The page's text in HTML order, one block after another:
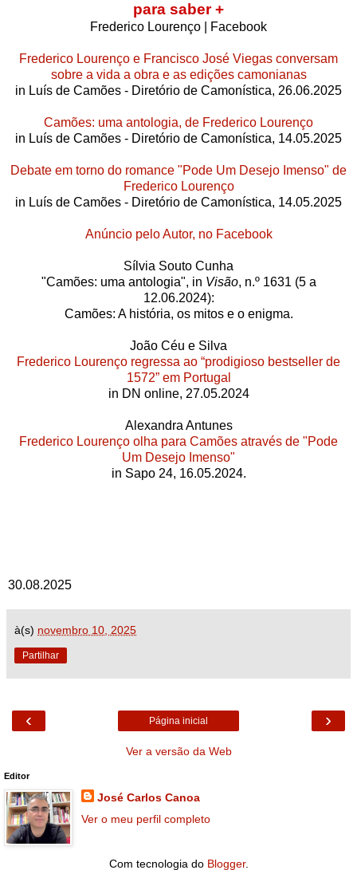
para saber +
Frederico Lourenço | Facebook
Frederico Lourenço e Francisco José Viegas conversam
sobre a vida a obra e as edições camonianas
in Luís de Camões - Diretório de Camonística, 26.06.2025
Camões: uma antologia, de Frederico Lourenço
in Luís de Camões - Diretório de Camonística, 14.05.2025
Debate em torno do romance "Pode Um Desejo Imenso" de
Frederico Lourenço
in Luís de Camões - Diretório de Camonística, 14.05.2025
Anúncio pelo Autor, no Facebook
Sílvia Souto Cunha
"Camões: uma antologia", in Visão, n.º 1631 (5 a
12.06.2024):
Camões: A história, os mitos e o enigma.
João Céu e Silva
Frederico Lourenço regressa ao “prodigioso bestseller de
1572” em Portugal
in DN online, 27.05.2024
Alexandra Antunes
Frederico Lourenço olha para Camões através de "Pode
Um Desejo Imenso"
in Sapo 24, 16.05.2024.
30.08.2025
à(s) novembro 10, 2025
Partilhar
‹ ›
Página inicial
Ver a versão da Web
Editor
José Carlos Canoa
Ver o meu perfil completo
Com tecnologia do Blogger.